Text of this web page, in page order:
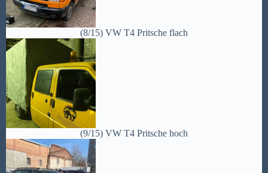
(8/15) VW T4 Pritsche flach
(9/15) VW T4 Pritsche hoch